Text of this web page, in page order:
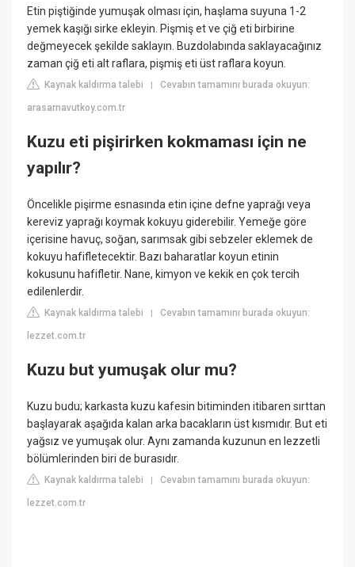
Etin piştiğinde yumuşak olması için, haşlama suyuna 1-2
yemek kaşığı sirke ekleyin. Pişmiş et ve çiğ eti birbirine
değmeyecek şekilde saklayın. Buzdolabında saklayacağınız
zaman çiğ eti alt raflara, pişmiş eti üst raflara koyun.
Kaynak kaldırma talebi |Cevabın tamamını burada okuyun:
arasarnavutkoy.com.tr
Kuzu eti pişirirken kokmaması için ne
yapılır?
Öncelikle pişirme esnasında etin içine defne yaprağı veya
kereviz yaprağı koymak kokuyu giderebilir. Yemeğe göre
içerisine havuç, soğan, sarımsak gibi sebzeler eklemek de
kokuyu hafifletecektir. Bazı baharatlar koyun etinin
kokusunu hafifletir. Nane, kimyon ve kekik en çok tercih
edilenlerdir.
Kaynak kaldırma talebi |Cevabın tamamını burada okuyun:
lezzet.com.tr
Kuzu but yumuşak olur mu?
Kuzu budu; karkasta kuzu kafesin bitiminden itibaren sırttan
başlayarak aşağıda kalan arka bacakların üst kısmıdır. But eti
yağsız ve yumuşak olur. Aynı zamanda kuzunun en lezzetli
bölümlerinden biri de burasıdır.
Kaynak kaldırma talebi |Cevabın tamamını burada okuyun:
lezzet.com.tr